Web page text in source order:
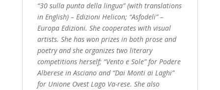
“30 sulla punta della lingua” (with translations
in English) – Edizioni Helicon; “Asfodeli” –
Europa Edizioni. She cooperates with visual
artists. She has won prizes in both prose and
poetry and she organizes two literary
competitions herself; “Vento e Sole” for Podere
Alberese in Asciano and “Dai Monti ai Laghi”
for Unione Ovest Lago Va-rese. She also